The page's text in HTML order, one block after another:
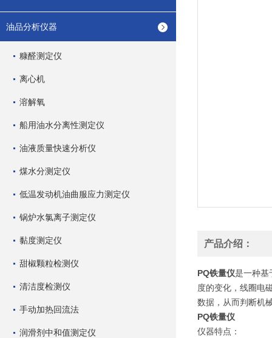
油品分析仪器
糠醛测定仪
离心机
溶解氧
船用油水分离性测定仪
油液质量快速分析仪
煤水分测定仪
低温发动机油曲服应力测定仪
锅炉水氯离子测定仪
黏度测定仪
甜椒颗粒检测仪
清洁度检测仪
手动加热回流法
润滑剂中和值测定仪
产品介绍：
PQ铁量仪是一种基
度的变化，线圈电
数据，从而判断机
PQ铁量仪
仪器特点：